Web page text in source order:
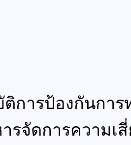
การป้องกันการ
รจัดการความเสี่